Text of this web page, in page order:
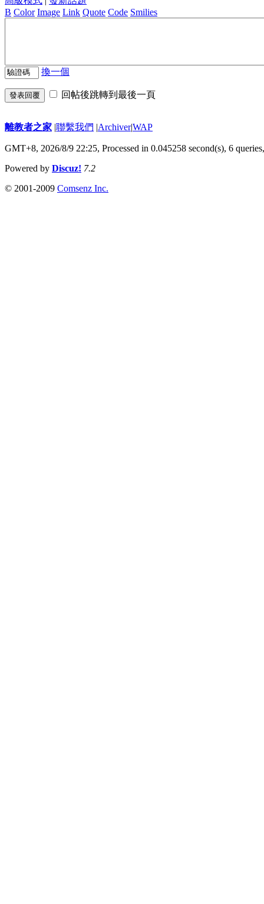
B Color Image Link Quote Code Smilies
換一個
發表回覆 回帖後跳轉到最後一頁
離教者之家 |聯繫我們 |Archiver|WAP
GMT+8, 2026/8/9 22:25, Processed in 0.045258 second(s), 6
Powered by Discuz! 7.2
© 2001-2009 Comsenz Inc.